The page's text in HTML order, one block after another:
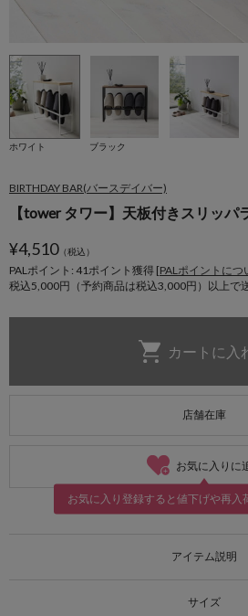
ホワイト ブラック
BIRTHDAY BAR(バースデイバー)
【tower タワー】天板付きスリッパ
¥4,510（税込）
PALポイント: 41ポイント獲得 [PALポイントにつ
税込5,000円（予約商品は税込3,000円）以上で
店舗在庫
お気に入りに
お気に入り登録すると値下げや再入
アイテム説明
サイズ